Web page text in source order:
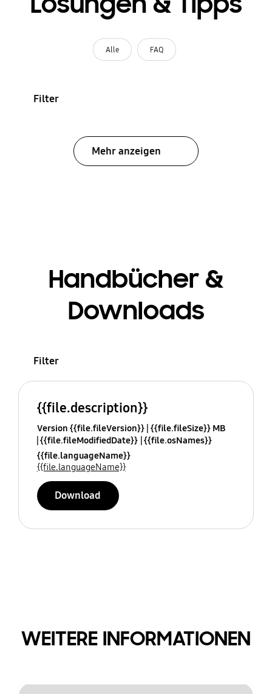
Alle FAQ
Filter
Mehr anzeigen
Handbücher &
Downloads
Filter
{{file.description}}
Version {{file.fileVersion}} {{file.fileSize}} MB
{{file.fileModifiedDate}} {{file.osNames}}
{{file.languageName}}
{{file.languageName}}
Download
WEITERE INFORMATIONEN